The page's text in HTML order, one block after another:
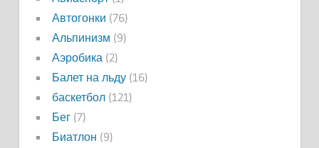
Автогонки (76)
Альпинизм (9)
Аэробика (2)
Балет на льду(16)
баскетбол(121)
Бег(7)
Биатлон (9)